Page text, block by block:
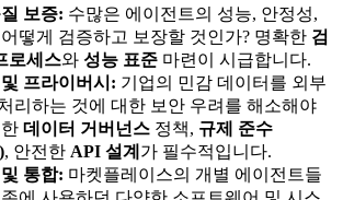
보증: 수많은 에이전트의 성능, 안정성,
떻게 검증하고 보장할 것인가? 명확한 검
로세스와 성능 표준 마련이 시급합니다.
프라이버시: 기업의 민감 데이터를 외부
리하는 것에 대한 보안 우려를 해소해야
데이터 거버넌스 정책, 규제 준수
, 안전한 API 설계 가 필수적입니다.
통합: 마켓플레이스의 개별 에이전트들